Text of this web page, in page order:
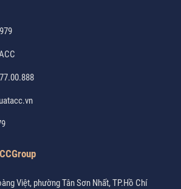
Việt, phường Tân Sơn Nhất, TP.Hồ Chí